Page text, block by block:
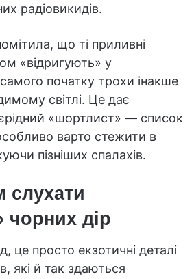
радіовикидів.
що ті приливні
«відригують» у
самого початку трохи інакше
світлі. Це дає
«шортлист» — список
варто стежити в
пізніших спалахів.
слухати
чорних дір
це просто екзотичні деталі
які й так здаються